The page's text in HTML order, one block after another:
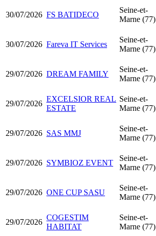
30/07/2026 FS BATIDECO
Seine-et-
Marne (77)
30/07/2026 Fareva IT Services
Seine-et-
Marne (77)
29/07/2026 DREAM FAMILY
Seine-et-
Marne (77)
29/07/2026
EXCELSIOR REAL
ESTATE
Seine-et-
Marne (77)
29/07/2026 SAS MMJ
Seine-et-
Marne (77)
29/07/2026 SYMBIOZ EVENT
Seine-et-
Marne (77)
29/07/2026 ONE CUP SASU
Seine-et-
Marne (77)
29/07/2026
COGESTIM
HABITAT
Seine-et-
Marne (77)